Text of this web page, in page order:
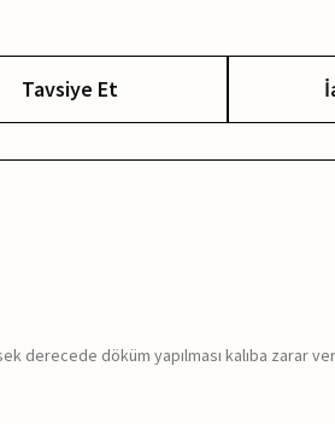
Tavsiye Et
derecede döküm yapılması kalıba zarar